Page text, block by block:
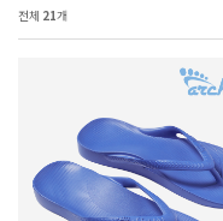
전체 21개